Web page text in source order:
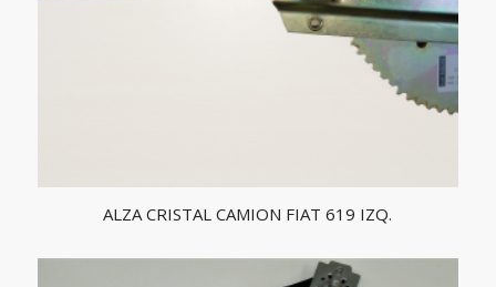
ALZA CRISTAL CAMION FIAT 619 IZQ.